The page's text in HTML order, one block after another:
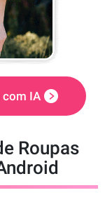
com IA
Roupas